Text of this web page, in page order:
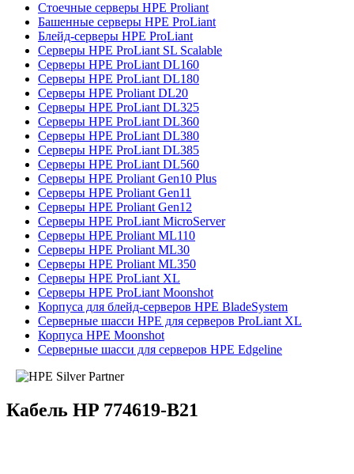
Стоечные серверы HPE Proliant
Башенные серверы HPE ProLiant
Блейд-серверы HPE ProLiant
Серверы HPE ProLiant SL Scalable
Серверы HPE ProLiant DL160
Серверы HPE ProLiant DL180
Серверы HPE Proliant DL20
Серверы HPE ProLiant DL325
Серверы HPE ProLiant DL360
Серверы HPE ProLiant DL380
Серверы HPE ProLiant DL385
Серверы HPE ProLiant DL560
Серверы HPE Proliant Gen10 Plus
Серверы HPE Proliant Gen11
Серверы HPE Proliant Gen12
Серверы HPE ProLiant MicroServer
Серверы HPE Proliant ML110
Серверы HPE Proliant ML30
Серверы HPE Proliant ML350
Серверы HPE ProLiant XL
Серверы HPE ProLiant Moonshot
Корпуса для блейд-серверов HPE BladeSystem
Серверные шасси HPE для серверов ProLiant XL
Корпуса HPE Moonshot
Серверные шасси для серверов HPE Edgeline
Кабель HP 774619-B21